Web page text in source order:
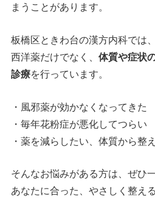
まうことがあります。
板橋区ときわ台の漢方内科では、
西洋薬だけでなく、体質や症状
診療を行っています。
・風邪薬が効かなくなってきた
・毎年花粉症が悪化してつらい
・薬を減らしたい、体質から整
そんなお悩みがある方は、ぜひ
あなたに合った、やさしく整え